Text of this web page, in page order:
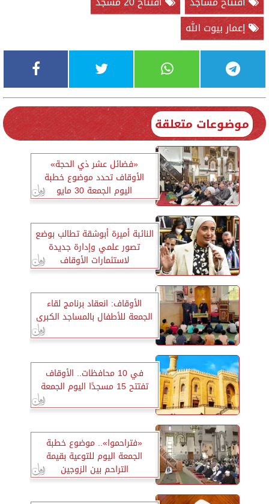
إعمار بيوت الله
موضوعات متعلقة
«فضائل عشر ذي الحجة»
الأوقاف تحدد موضوع خطبة
اليوم الجمعة 30 مايو
النائبة أميرة أبوشقة تطالب بوضع
تصور علمي وإدارة جديدة
لاستثمارات الأوقاف
الأوقاف: انعقاد برنامج لقاء
الجمعة للأطفال بالمساجد الكبرى
في 10 محافظات.. الأوقاف
تفتتح 15 مسجدًا اليوم الجمعة
«فتراحموا».. موضوع خطبة
الجمعة اليوم للتوعية بقيمة
التراحم بين الزوجين